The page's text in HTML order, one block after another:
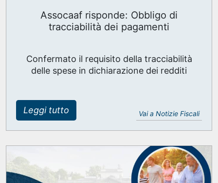
Assocaaf risponde: Obbligo di
tracciabilità dei pagamenti
Confermato il requisito della tracciabilità
delle spese in dichiarazione dei redditi
Leggi tutto Vai a Notizie Fiscali